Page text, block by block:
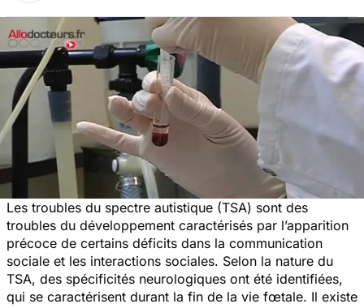
Les troubles du spectre autistique (TSA) sont des
troubles du développement caractérisés par l’apparition
précoce de certains déficits dans la communication
sociale et les interactions sociales. Selon la nature du
TSA, des spécificités neurologiques ont été identifiées,
qui se caractérisent durant la fin de la vie fœtale. Il existe